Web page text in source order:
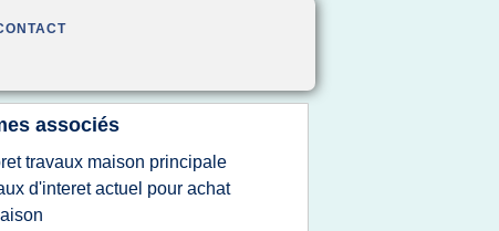
associés
travaux maison principale
d'interet actuel pour achat